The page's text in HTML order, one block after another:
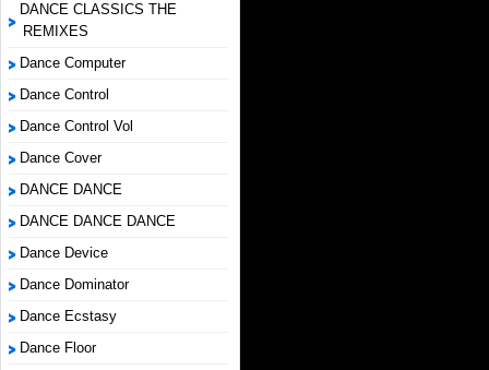
DANCE CLASSICS THE
REMIXES
Dance Computer
Dance Control
Dance Control Vol
Dance Cover
DANCE DANCE
DANCE DANCE DANCE
Dance Device
Dance Dominator
Dance Ecstasy
Dance Floor